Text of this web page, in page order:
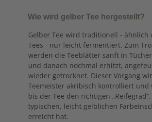
Wie wird gelber Tee hergestellt?
Gelber Tee wird traditionell - ähnlich
Tees - nur leicht fermentiert. Zum
werden die Teeblätter sanft in
und danach nochmal erhitzt,
wieder getrocknet. Dieser Vorgang
Teemeister akribisch kontrolliert und
bis der Tee den richtigen
typischen, leicht gelblichen
erreicht hat.